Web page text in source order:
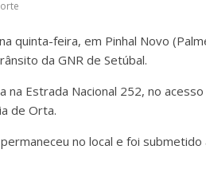
quinta-feira, em Pinhal Novo
da GNR de Setúbal.
Estrada Nacional 252, no
de Orta.
no local e foi